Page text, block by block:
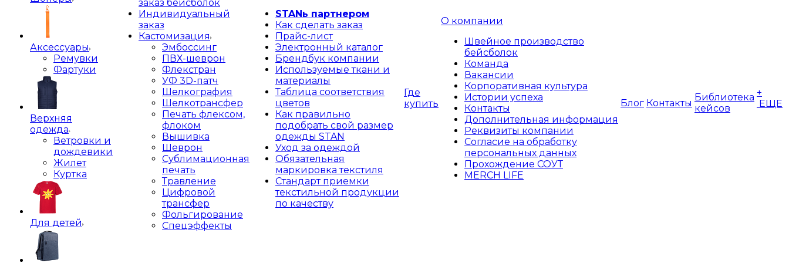
Аксессуары
Ремувки
Фартуки
Верхняя
одежда
Ветровки и
дождевики
Жилет
Куртка
Для детей
заказ бейсболок
Индивидуальный
заказ
Кастомизация
Эмбоссинг
ПВХ-шеврон
Флекстран
УФ 3D-патч
Шелкография
Шелкотрансфер
Печать флексом,
флоком
Вышивка
Шеврон
Сублимационная
печать
Травление
Цифровой
трансфер
Фольгирование
Спецэффекты
STANь партнером
Как сделать заказ
Прайс-лист
Электронный каталог
Брендбук компании
Используемые ткани и
материалы
Таблица соответствия
цветов
Как правильно
подобрать свой размер
одежды STAN
Уход за одеждой
Обязательная
маркировка текстиля
Стандарт приемки
текстильной продукции
по качеству
Где
купить
О компании
Швейное производство
бейсболок
Команда
Вакансии
Корпоративная культура
Истории успеха
Контакты
Дополнительная информация
Реквизиты компании
Согласие на обработку
персональных данных
Прохождение СОУТ
MERCH LIFE
Блог Контакты
Библиотека
кейсов
+
ЕЩЕ